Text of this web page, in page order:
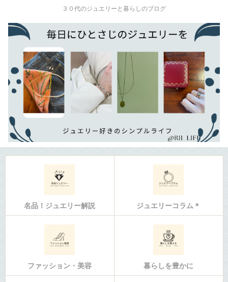
３０代のジュエリーと暮らしのブログ
名品！ジュエリー解説 ジュエリーコラム＊
ファッション・美容 暮らしを豊かに